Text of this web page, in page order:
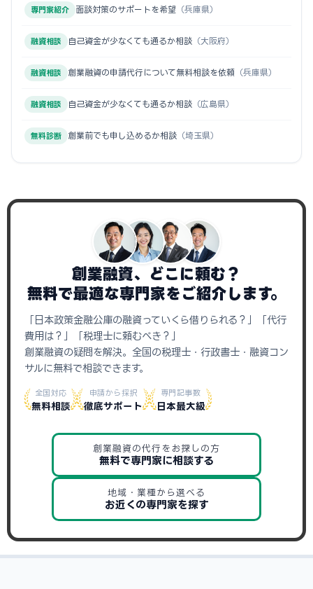
専門家紹介 面談対策のサポートを希望 （兵庫県）
融資相談 自己資金が少なくても通るか相談 （大阪府）
融資相談 創業融資の申請代行について無料相談を依頼 （兵庫県）
融資相談 自己資金が少なくても通るか相談 （広島県）
無料診断 創業前でも申し込めるか相談 （埼玉県）
創業融資、どこに頼む？
無料で最適な専門家をご紹介します。
「日本政策金融公庫の融資っていくら借りられる？」「代行
費用は？」「税理士に頼むべき？」
創業融資の疑問を解決。全国の税理士・行政書士・融資コン
サルに無料で相談できます。
全国対応
無料相談
申請から採択
徹底サポート
専門記事数
日本最大級
創業融資の代行をお探しの方
無料で専門家に相談する
地域・業種から選べる
お近くの専門家を探す